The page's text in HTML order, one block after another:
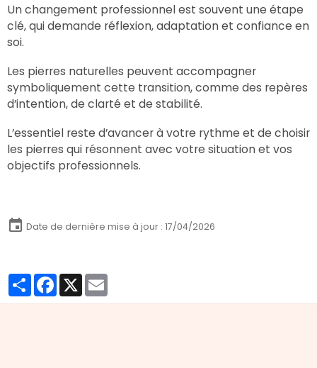
Un changement professionnel est souvent une étape
clé, qui demande réflexion, adaptation et confiance en
soi.
Les pierres naturelles peuvent accompagner
symboliquement cette transition, comme des repères
d’intention, de clarté et de stabilité.
L’essentiel reste d’avancer à votre rythme et de choisir
les pierres qui résonnent avec votre situation et vos
objectifs professionnels.
Date de dernière mise à jour : 17/04/2026
PartagerFacebook
X